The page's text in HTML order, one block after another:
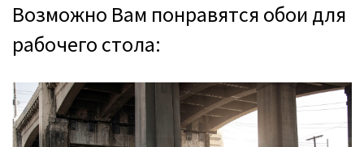
Возможно Вам понравятся обои для
рабочего стола: